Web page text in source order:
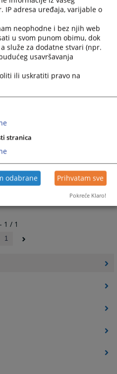
1 / 1
1
IP adresa uređaja, varijable o
neophodne i bez njih web
u svom punom obimu, dok
služe za dodatne stvari (npr.
usavršavanja
ili uskratiti pravo na
stranica
odabrane Prihvatam sve
Pokreće Klaro!